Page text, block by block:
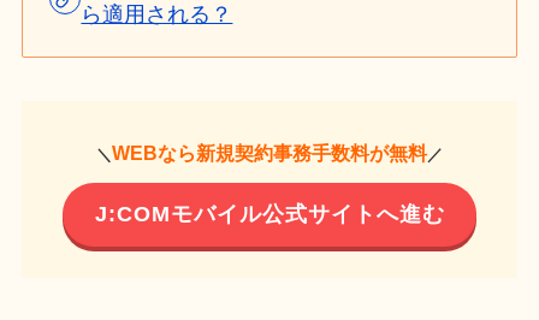
ら適用される？
＼ WEBなら新規契約事務手数料が無料／
J:COMモバイル公式サイトへ進む